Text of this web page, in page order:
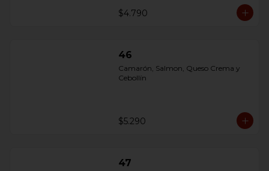
$4.790
46
Camarón, Salmon, Queso Crema y
Cebollín
$5.290
47